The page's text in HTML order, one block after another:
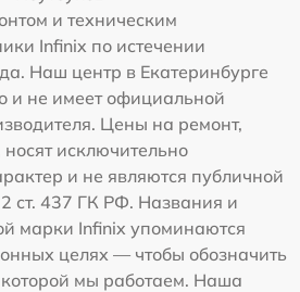
и техническим
Infinix по истечении
Наш центр в Екатеринбурге
и не имеет официальной
Цены на ремонт,
исключительно
и не являются публичной
ст. 437 ГК РФ. Названия и
марки Infinix упоминаются
целях — чтобы обозначить
мы работаем. Наша